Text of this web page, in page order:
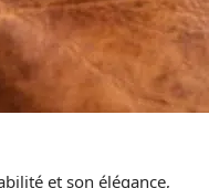
et son élégance,